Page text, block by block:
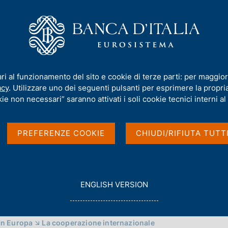
Compiti Servizi al cittadino
e dialogo con il
Europa
La cooperazione internazionale
al funzionamento del sito e cookie di terze parti: per
. Utilizzare uno dei seguenti pulsanti per esprimere la
non necessari” saranno attivati i soli cookie tecnici interni al
PREFERENZE COOKIE CHIUDI/RIFIUTA
G
O
ENGLISH VERSION